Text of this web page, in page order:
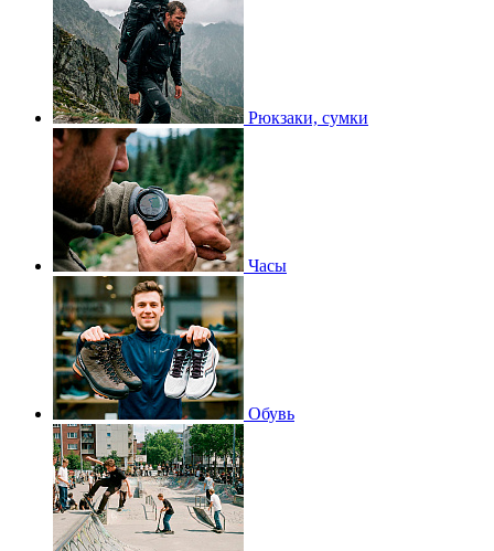
Рюкзаки, сумки
Часы
Обувь